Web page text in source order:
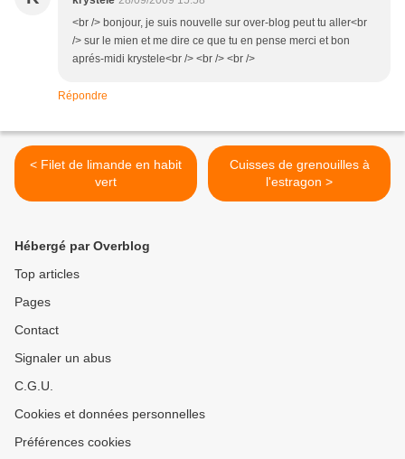
<br /> bonjour, je suis nouvelle sur over-blog peut tu aller<br
/> sur le mien et me dire ce que tu en pense merci et bon
aprés-midi krystele<br /> <br /> <br />
Répondre
< Filet de limande en habit
vert
Cuisses de grenouilles à
l'estragon >
Hébergé par Overblog
Top articles
Pages
Contact
Signaler un abus
C.G.U.
Cookies et données personnelles
Préférences cookies